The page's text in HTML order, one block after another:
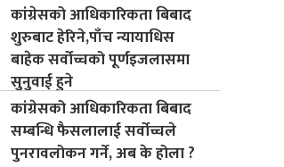
कांग्रेसको आधिकारिकता बिबाद
शुरुबाट हेरिने,पाँच न्यायाधिस
बाहेक सर्वोच्चको पूर्णइजलासमा
सुनुवाई हुने
कांग्रेसको आधिकारिकता बिबाद
सम्बन्धि फैसलालाई सर्वोच्चले
पुनरावलोकन गर्ने, अब के होला ?